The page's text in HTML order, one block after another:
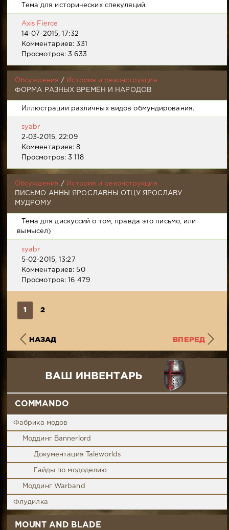
Тема для исторических спекуляций.
Axis Fierce
14-07-2015, 17:32
Комментариев: 331
Просмотров: 3 633
Обсуждения /
История и реконструкция
ФОРМА РАЗНЫХ ВРЕМЁН И НАРОДОВ
Иллюстрации различных видов обмундирования.
syabr
2-03-2015, 22:09
Комментариев: 8
Просмотров: 3 118
Обсуждения /
История и реконструкция
ПИСЬМО АННЫ ЯРОСЛАВНЫ ОТЦУ ЯРОСЛАВУ
МУДРОМУ
Тема для дискуссий о том, правда это письмо, или
вымысел)
syabr
5-02-2015, 13:27
Комментариев: 50
Просмотров: 16 479
1 2
НАЗАД ВПЕРЕД
COMMANDO
Фабрика модов
Моддинг Bannerlord
Документация Taleworlds
Гайды по мододелию
Моддинг Warband
Флудилка
MOUNT AND BLADE